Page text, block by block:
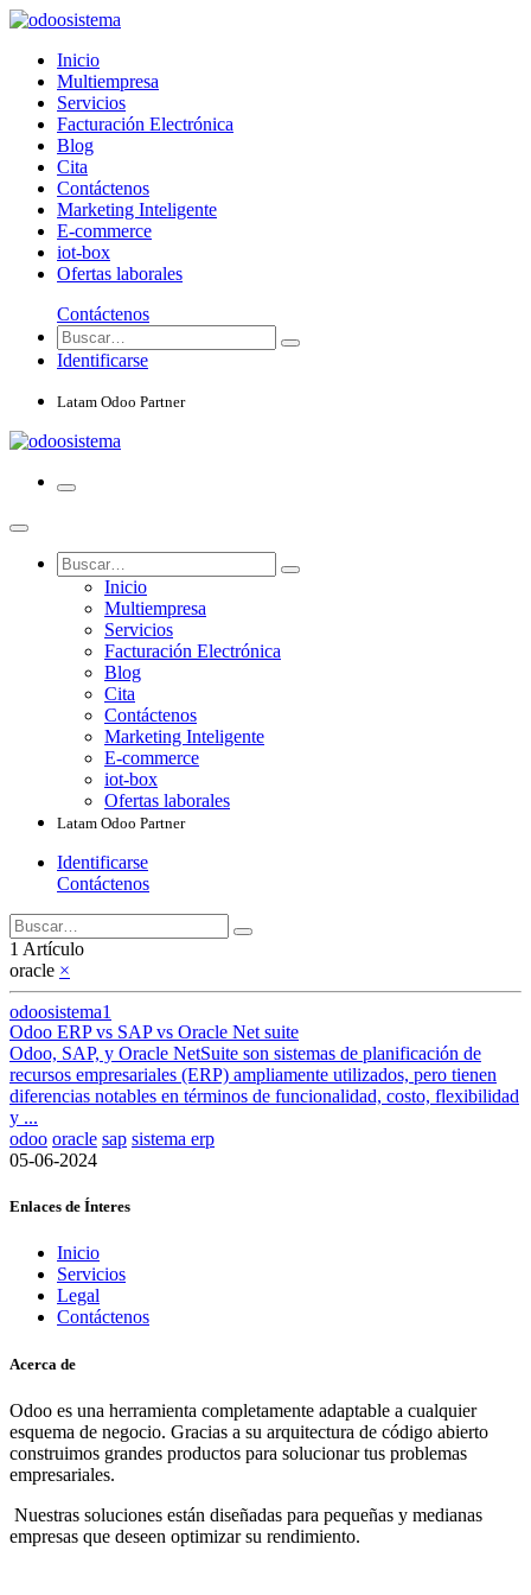
Inicio
Multiempresa
Servicios
Facturación Electrónica
Blog
Cita
Contáctenos
Marketing Inteligente
E-commerce
iot-box
Ofertas laborales
Contáctenos
Identificarse
Latam Odoo Partner
Inicio
Multiempresa
Servicios
Facturación Electrónica
Blog
Cita
Contáctenos
Marketing Inteligente
E-commerce
iot-box
Ofertas laborales
Latam Odoo Partner
Identificarse
Contáctenos
1 Artículo
oracle ×
odoosistema1
Odoo ERP vs SAP vs Oracle Net suite
Odoo, SAP, y Oracle NetSuite son sistemas de planificación de
recursos empresariales (ERP) ampliamente utilizados, pero tienen
diferencias notables en términos de funcionalidad, costo, flexibilidad
y ...
odoo oracle sap sistema erp
05-06-2024
Enlaces de Ínteres
Inicio
Servicios
Legal
Contáctenos
Acerca de
Odoo es una herramienta completamente adaptable a cualquier
esquema de negocio. Gracias a su arquitectura de código abierto
construimos grandes productos para solucionar tus problemas
empresariales.
Nuestras soluciones están diseñadas para pequeñas y medianas
empresas que deseen optimizar su rendimiento.